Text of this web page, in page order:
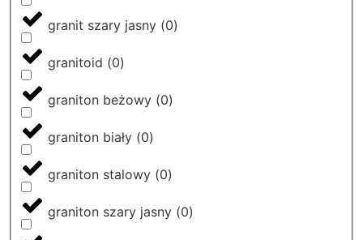
granit szary jasny (0)
granitoid (0)
graniton beżowy (0)
graniton biały (0)
graniton stalowy (0)
graniton szary jasny (0)